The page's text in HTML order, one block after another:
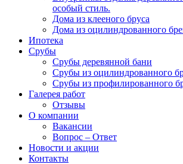
особый стиль.
Дома из клееного бруса
Дома из оцилиндрованного
Ипотека
Срубы
Срубы деревянной бани
Срубы из оцилиндрованного
Срубы из профилированного
Галерея работ
Отзывы
О компании
Вакансии
Вопрос – Ответ
Новости и акции
Контакты